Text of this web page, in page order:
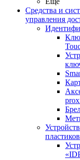
Средства и
управления